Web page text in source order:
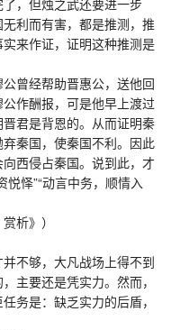
利而有害，都是推测，推
来作证，证明这种推测是
曾经帮助晋惠公，送他回
作酬报，可是他早上渡过
君是背恩的。从而证明秦
秦国，使秦国不利。因此
西侵占秦国。说到此，才
怿”“动言中务，顺情入
析》）
不够，大凡战场上得不到
主要还是凭实力。然而，
务是：缺乏实力的后盾，